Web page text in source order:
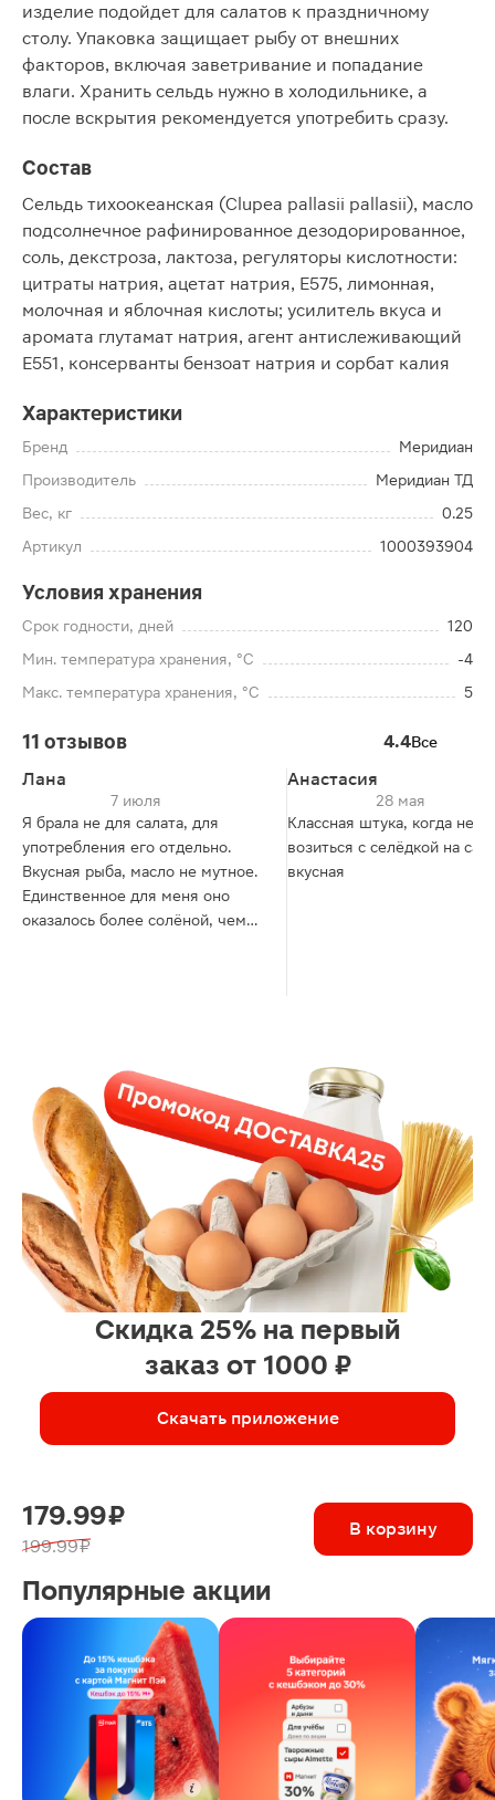
изделие подойдет для салатов к праздничному
столу. Упаковка защищает рыбу от внешних
факторов, включая заветривание и попадание
влаги. Хранить сельдь нужно в холодильнике, а
после вскрытия рекомендуется употребить сразу.
Состав
Сельдь тихоокеанская (Clupea pallasii pallasii), масло
подсолнечное рафинированное дезодорированное,
соль, декстроза, лактоза, регуляторы кислотности:
цитраты натрия, ацетат натрия, Е575, лимонная,
молочная и яблочная кислоты; усилитель вкуса и
аромата глутамат натрия, агент антислеживающий
Е551, консерванты бензоат натрия и сорбат калия
Характеристики
Бренд
Меридиан
Производитель
Меридиан ТД
Вес, кг
0.25
Артикул
1000393904
Условия хранения
Срок годности, дней
120
Мин. температура хранения, °C
-4
Макс. температура хранения, °C
5
11 отзывов 4.4Все
Лана
7 июля
Я брала не для салата, для
употребления его отдельно.
Вкусная рыба, масло не мутное.
Единственное для меня оно
оказалось более солёной, чем
Анастасия
28 мая
Классная штука, когда не
возиться с селёдкой на
вкусная
Скидка 25% на первый
заказ от 1000 ₽
Скачать приложение
179.99 ₽
199.99 ₽
В корзину
Популярные акции